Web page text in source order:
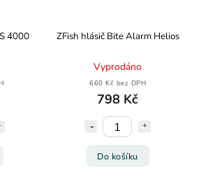
4000 ZFish hlásič Bite Alarm Helios
Vyprodáno
660 Kč bez DPH
798 Kč
Do košíku